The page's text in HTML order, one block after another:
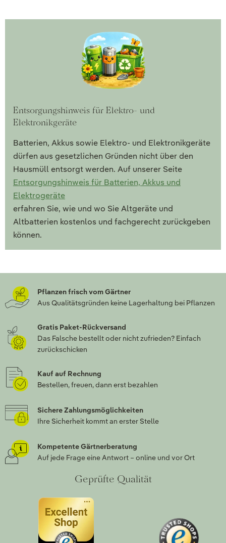
Entsorgungshinweis für Elektro- und
Elektronikgeräte
Batterien, Akkus sowie Elektro- und Elektronikgeräte
dürfen aus gesetzlichen Gründen nicht über den
Hausmüll entsorgt werden. Auf unserer Seite
Entsorgungshinweis für Batterien, Akkus und
Elektrogeräte
erfahren Sie, wie und wo Sie Altgeräte und
Altbatterien kostenlos und fachgerecht zurückgeben
können.
Pflanzen frisch vom Gärtner
Aus Qualitätsgründen keine Lagerhaltung bei Pflanzen
Gratis Paket-Rückversand
Das Falsche bestellt oder nicht zufrieden? Einfach
zurückschicken
Kauf auf Rechnung
Bestellen, freuen, dann erst bezahlen
Sichere Zahlungsmöglichkeiten
Ihre Sicherheit kommt an erster Stelle
Kompetente Gärtnerberatung
Auf jede Frage eine Antwort – online und vor Ort
Geprüfte Qualität